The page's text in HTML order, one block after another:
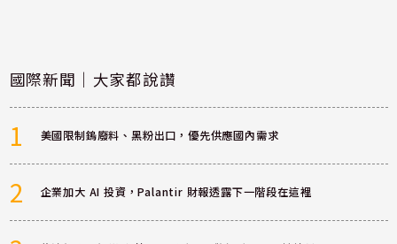
國際新聞｜大家都說讚
1 美國限制鎢廢料、黑粉出口，優先供應國內需求
2 企業加大 AI 投資，Palantir 財報透露下一階段在這裡